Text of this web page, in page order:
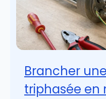
Brancher
triphasée en